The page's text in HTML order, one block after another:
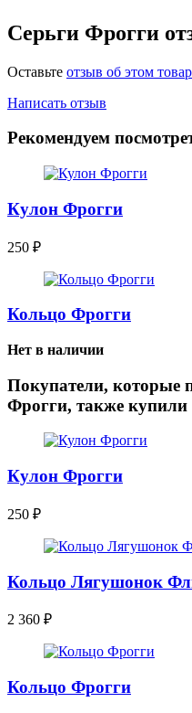
Серьги Фрогги
Оставьте отзыв об этом
Написать отзыв
Рекомендуем
Кулон Фрогги
250 ₽
Кольцо Фрогги
Нет в наличии
Покупатели, которые
Фрогги, также купили
Кулон Фрогги
250 ₽
Кольцо Лягушонок
2 360 ₽
Кольцо Фрогги